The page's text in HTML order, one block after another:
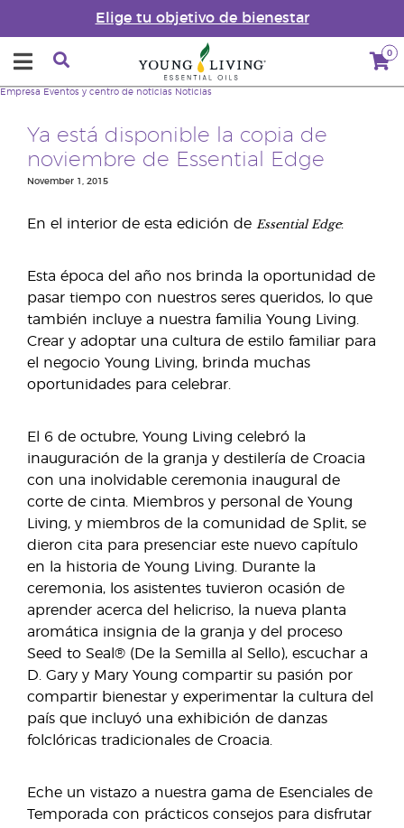
Elige tu objetivo de bienestar
0
Empresa Eventos y centro de noticias Noticias
Ya está disponible la copia de
noviembre de Essential Edge
November 1, 2015
En el interior de esta edición de Essential Edge:
Esta época del año nos brinda la oportunidad de
pasar tiempo con nuestros seres queridos, lo que
también incluye a nuestra familia Young Living.
Crear y adoptar una cultura de estilo familiar para
el negocio Young Living, brinda muchas
oportunidades para celebrar.
El 6 de octubre, Young Living celebró la
inauguración de la granja y destilería de Croacia
con una inolvidable ceremonia inaugural de
corte de cinta. Miembros y personal de Young
Living, y miembros de la comunidad de Split, se
dieron cita para presenciar este nuevo capítulo
en la historia de Young Living. Durante la
ceremonia, los asistentes tuvieron ocasión de
aprender acerca del helicriso, la nueva planta
aromática insignia de la granja y del proceso
Seed to Seal® (De la Semilla al Sello), escuchar a
D. Gary y Mary Young compartir su pasión por
compartir bienestar y experimentar la cultura del
país que incluyó una exhibición de danzas
folclóricas tradicionales de Croacia.
Eche un vistazo a nuestra gama de Esenciales de
Temporada con prácticos consejos para disfrutar